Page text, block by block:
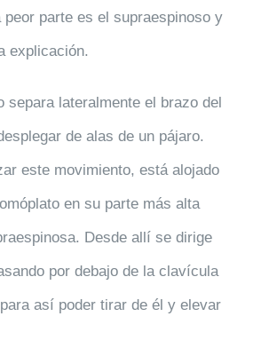
parte es el supraespinoso y
explicación.
separa lateralmente el brazo del
de alas de un pájaro.
este movimiento, está alojado
omóplato en su parte más alta
Desde allí se dirige
por debajo de la clavícula
así poder tirar de él y elevar